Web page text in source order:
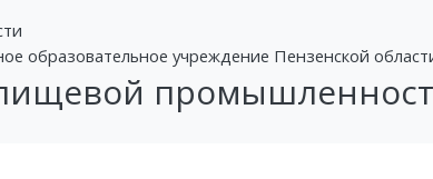
образовательное учреждение Пензенской